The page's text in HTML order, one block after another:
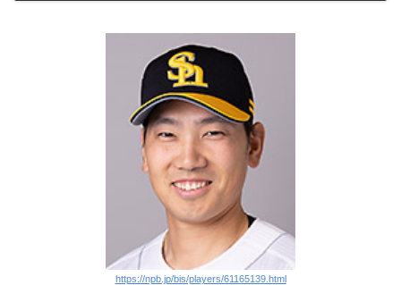
https://npb.jp/bis/players/61165139.html